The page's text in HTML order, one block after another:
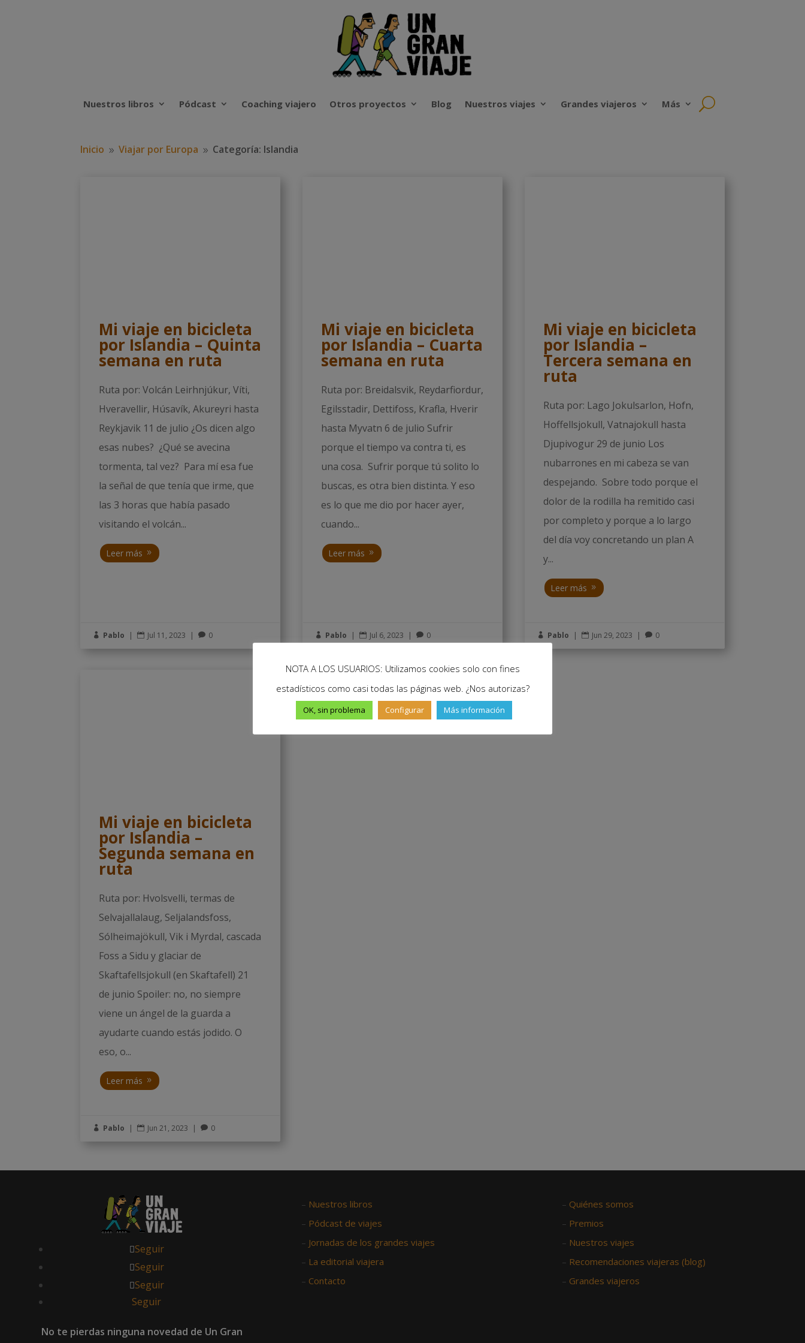
Nuestros libros Pódcast Coaching viajero Otros proyectos Blog Nuestros viajes Grandes viajeros Más
Inicio 9 Viajar por Europa 9 Categoría: Islandia
Mi viaje en bicicleta
por Islandia – Quinta
semana en ruta
Ruta por: Volcán Leirhnjúkur, Víti,
Hveravellir, Húsavík, Akureyri hasta
Reykjavik 11 de julio ¿Os dicen algo
esas nubes? ¿Qué se avecina
tormenta, tal vez? Para mí esa fue
la señal de que tenía que irme, que
las 3 horas que había pasado
visitando el volcán...
Leer más
 Pablo |  Jul 11, 2023 |  0
Mi viaje en bicicleta
por Islandia – Cuarta
semana en ruta
Ruta por: Breidalsvik, Reydarfiordur,
Egilsstadir, Dettifoss, Krafla, Hverir
hasta Myvatn 6 de julio Sufrir
porque el tiempo va contra ti, es
una cosa. Sufrir porque tú solito lo
buscas, es otra bien distinta. Y eso
es lo que me dio por hacer ayer,
cuando...
Leer más
 Pablo |  Jul 6, 2023 |  0
Mi viaje en bicicleta
por Islandia –
Tercera semana en
ruta
Ruta por: Lago Jokulsarlon, Hofn,
Hoffellsjokull, Vatnajokull hasta
Djupivogur 29 de junio Los
nubarrones en mi cabeza se van
despejando. Sobre todo porque el
dolor de la rodilla ha remitido casi
por completo y porque a lo largo
del día voy concretando un plan A
y...
Leer más
 Pablo |  Jun 29, 2023 |  0
Mi viaje en bicicleta
por Islandia –
Segunda semana en
ruta
Ruta por: Hvolsvelli, termas de
Selvajallalaug, Seljalandsfoss,
Sólheimajökull, Vik i Myrdal, cascada
Foss a Sidu y glaciar de
Skaftafellsjokull (en Skaftafell) 21
de junio Spoiler: no, no siempre
viene un ángel de la guarda a
ayudarte cuando estás jodido. O
eso, o...
Leer más
 Pablo |  Jun 21, 2023 |  0
Seguir
Seguir
Seguir
Seguir
No te pierdas ninguna novedad de Un Gran
– Nuestros libros
– Pódcast de viajes
– Jornadas de los grandes viajes
– La editorial viajera
– Contacto
– Quiénes somos
– Premios
– Nuestros viajes
– Recomendaciones viajeras (blog)
– Grandes viajeros
NOTA A LOS USUARIOS: Utilizamos cookies solo con fines
estadísticos como casi todas las páginas web. ¿Nos autorizas?
OK, sin problema Configurar Más información